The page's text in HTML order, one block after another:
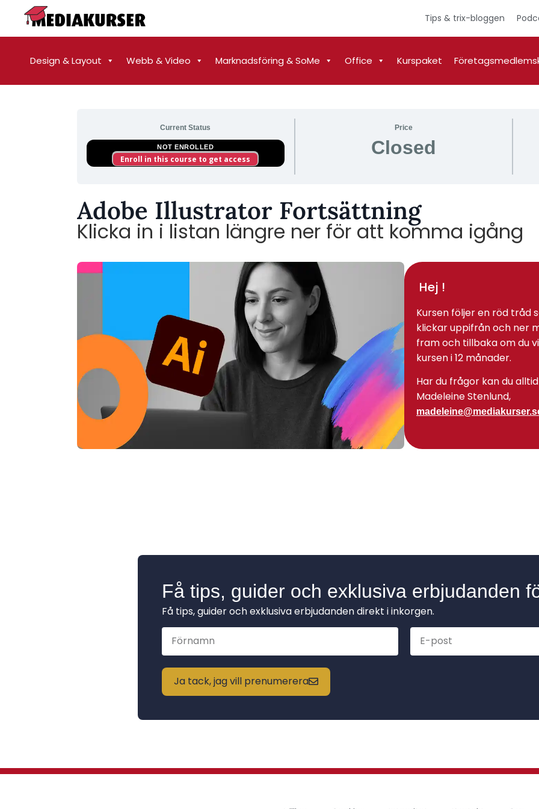
Tips & trix-bloggen
Design & Layout Webb & Video Marknadsföring & SoMe Office Kurspaket
Current Status
NOT ENROLLED
Enroll in this course to get access
Price
Closed
Adobe Illustrator Fortsättning
Klicka in i listan längre ner för att komma igång
Hej !
Kursen följer en röd tråd
klickar uppifrån och ner
fram och tillbaka om du
kursen i 12 månader.
Har du frågor kan du
Madeleine Stenlund,
Få tips, guider och exklusiva erbjudanden
Få tips, guider och exklusiva erbjudanden direkt i inkorgen.
Ja tack, jag vill prenumerera